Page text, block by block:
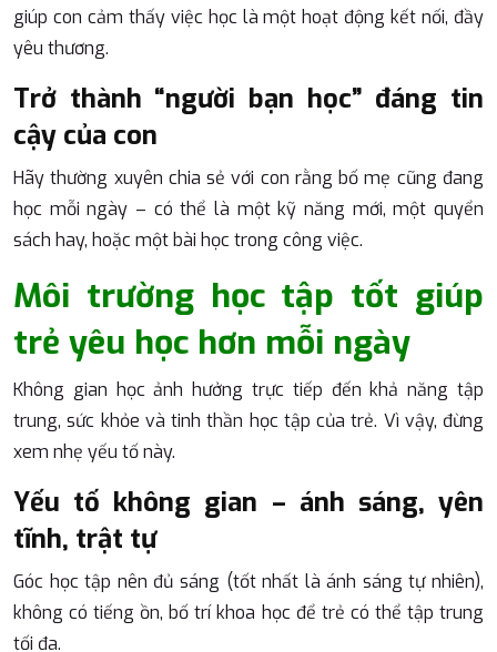
giúp con cảm thấy việc học là một hoạt động kết nối, đầy
yêu thương.
Trở thành “người bạn học” đáng tin
cậy của con
Hãy thường xuyên chia sẻ với con rằng bố mẹ cũng đang
học mỗi ngày – có thể là một kỹ năng mới, một quyển
sách hay, hoặc một bài học trong công việc.
Môi trường học tập tốt giúp
trẻ yêu học hơn mỗi ngày
Không gian học ảnh hưởng trực tiếp đến khả năng tập
trung, sức khỏe và tinh thần học tập của trẻ. Vì vậy, đừng
xem nhẹ yếu tố này.
Yếu tố không gian – ánh sáng, yên
tĩnh, trật tự
Góc học tập nên đủ sáng (tốt nhất là ánh sáng tự nhiên),
không có tiếng ồn, bố trí khoa học để trẻ có thể tập trung
tối đa.